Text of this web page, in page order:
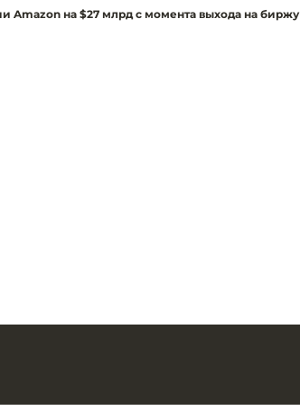
Amazon на $27 млрд с момента выхода на биржу